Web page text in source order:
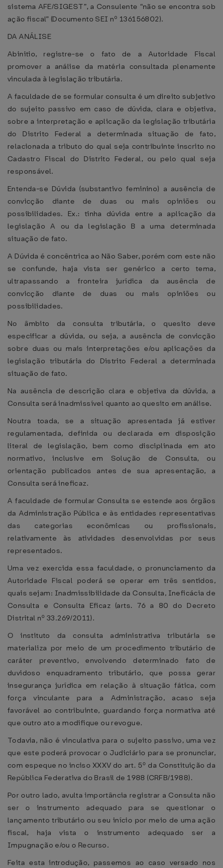
sistema AFE/SIGEST”, a Consulente “não se encontra sob
ação fiscal” (Documento SEI nº 136156802).
DA ANÁLISE
Abinitio, registre-se o fato de a Autoridade Fiscal
promover a análise da matéria consultada plenamente
vinculada à legislação tributária.
A faculdade de se formular consulta é um direito subjetivo
do sujeito passivo em caso de dúvida, clara e objetiva,
sobre a interpretação e aplicação da legislação tributária
do Distrito Federal a determinada situação de fato,
relacionada a tributo do qual seja contribuinte inscrito no
Cadastro Fiscal do Distrito Federal, ou pelo qual seja
responsável.
Entenda-se Dúvida (substantivo feminino) a ausência de
convicção diante de duas ou mais opiniões ou
possibilidades. Ex.: tinha dúvida entre a aplicação da
legislação A ou da legislação B a uma determinada
situação de fato.
A Dúvida é concêntrica ao Não Saber, porém com este não
se confunde, haja vista ser genérico a certo tema,
ultrapassando a fronteira jurídica da ausência de
convicção diante de duas ou mais opiniões ou
possibilidades.
No âmbito da consulta tributária, o quesito deve
especificar a dúvida, ou seja, a ausência de convicção
sobre duas ou mais interpretações e/ou aplicações da
legislação tributária do Distrito Federal a determinada
situação de fato.
Na ausência de descrição clara e objetiva da dúvida, a
Consulta será inadmissível quanto ao quesito em análise.
Noutra toada, se a situação apresentada já estiver
regulamentada, definida ou declarada em disposição
literal de legislação, bem como disciplinada em ato
normativo, inclusive em Solução de Consulta, ou
orientação publicados antes de sua apresentação, a
Consulta será ineficaz.
A faculdade de formular Consulta se estende aos órgãos
da Administração Pública e às entidades representativas
das categorias econômicas ou profissionais,
relativamente às atividades desenvolvidas por seus
representados.
Uma vez exercida essa faculdade, o pronunciamento da
Autoridade Fiscal poderá se operar em três sentidos,
quais sejam: Inadmissibilidade da Consulta, Ineficácia de
Consulta e Consulta Eficaz (arts. 76 a 80 do Decreto
Distrital nº 33.269/2011).
O instituto da consulta administrativa tributária se
materializa por meio de um procedimento tributário de
caráter preventivo, envolvendo determinado fato de
duvidoso enquadramento tributário, que possa gerar
insegurança jurídica em relação à situação fática, com
força vinculante para a Administração, acaso seja
favorável ao contribuinte, guardando força normativa até
que outro ato a modifique ou revogue.
Todavia, não é vinculativa para o sujeito passivo, uma vez
que este poderá provocar o Judiciário para se pronunciar,
com espeque no inciso XXXV do art. 5º da Constituição da
República Federativa do Brasil de 1988 (CRFB/1988).
Por outro lado, avulta importância registrar a Consulta não
ser o instrumento adequado para se questionar o
lançamento tributário ou seu início por meio de uma ação
fiscal, haja vista o instrumento adequado ser a
Impugnação e/ou o Recurso.
Feita esta introdução, passemos ao caso versado nos